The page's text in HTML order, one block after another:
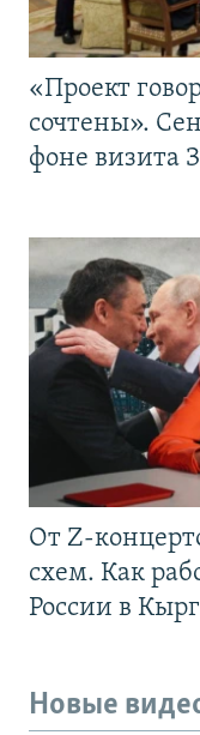
«Проект
сочтены».
фоне визита
От Z-
схем. Как
России в
Новые